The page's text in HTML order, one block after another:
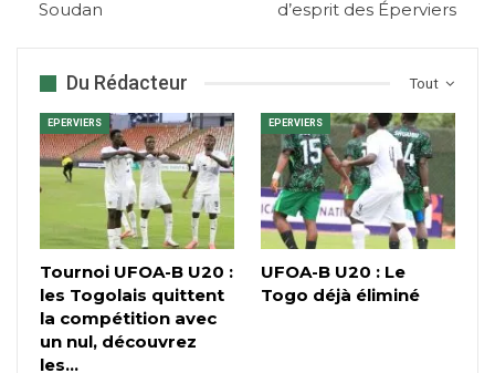
Soudan
d’esprit des Éperviers
Tout
Du Rédacteur
EPERVIERS
Tournoi UFOA-B U20 :
les Togolais quittent
la compétition avec
un nul, découvrez
les…
EPERVIERS
UFOA-B U20 : Le
Togo déjà éliminé